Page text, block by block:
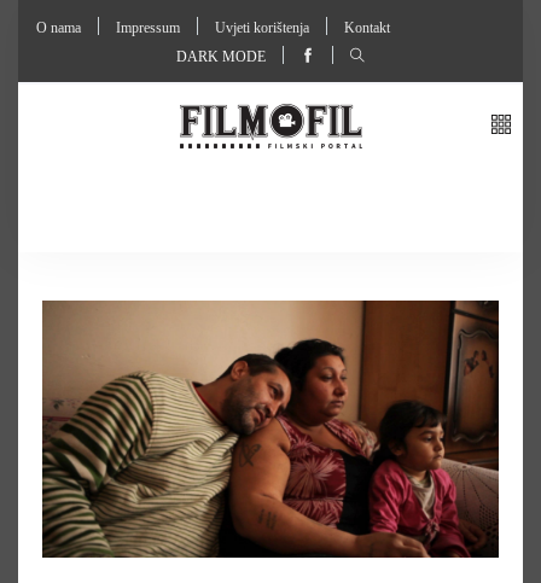
O nama Impressum Uvjeti korištenja
Kontakt
DARK MODE